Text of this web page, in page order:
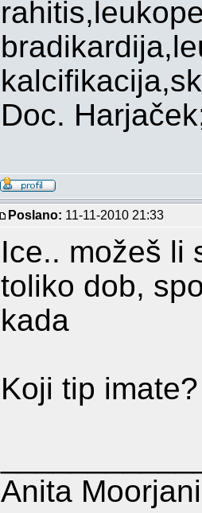
Doc.
Poslano: 11-11-2010 21:33
Ice.. možeš li
toliko dob,
kada
Koji tip imate?
Anita